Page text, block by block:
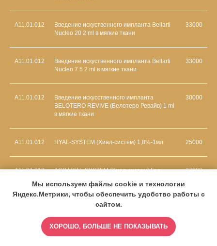
А11.01.012
Введение искуственного импланта Bellarti
Nucleo 20 2 ml в мягкие ткани
33000
А11.01.012
Введение искуственного импланта Bellarti
Nucleo 7.5 2 ml в мягкие ткани
33000
А11.01.012
Введение искусственного импланта
BELOTERO REVIVE (Белотеро Ревайв) 1 ml
в мягкие ткани
30000
А11.01.012 HYAL-SYSTEM (Хиал-систем) 1,8%-1мл 25000
А11.01.012
АСР HYAL-SYSTEM (Хиал-систем) Гель
27000
Мы используем файлы cookie и технологии
Яндекс.Метрики, чтобы обеспечить удобство работы с
сайтом.
ХОРОШО, БОЛЬШЕ НЕ ПОКАЗЫВАТЬ